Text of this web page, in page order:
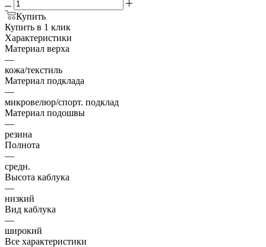
Купить
Купить в 1 клик
Характеристики
Материал верха
—
кожа/текстиль
Материал подклада
—
микровелюр/спорт. подклад
Материал подошвы
—
резина
Полнота
—
средн.
Высота каблука
—
низкий
Вид каблука
—
широкий
Все характеристики